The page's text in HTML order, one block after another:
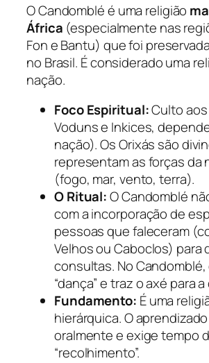
O Candomblé é uma religião
África (especialmente nas
Fon e Bantu) que foi
no Brasil. É considerado uma
nação.
Foco Espiritual:Culto
Voduns e Inkices,
nação). Os Orixás são
representam as forças da
(fogo, mar, vento, terra).
O Ritual:O Candomblé
com a incorporação de
pessoas que faleceram
Velhos ou Caboclos) para
consultas. No Candomblé,
“dança” e traz o axé para
Fundamento: É uma
hierárquica. O
oralmente e exige tempo
“recolhimento”.